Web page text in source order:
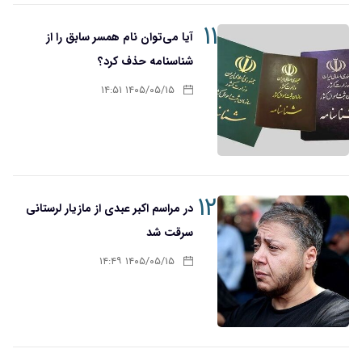
۱۱
آیا می‌توان نام همسر سابق را از
شناسنامه حذف کرد؟
۱۴۰۵/۰۵/۱۵ ۱۴:۵۱
۱۲ در مراسم اکبر عبدی از مازیار لرستانی
سرقت شد
۱۴۰۵/۰۵/۱۵ ۱۴:۴۹